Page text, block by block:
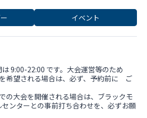
イベント
9:00-22:00 です。大会運営等のため
希望される場合は、必ず、予約前に ご
大会を開催される場合は、ブラックモ
ンターとの事前打ち合わせを、必ずお願